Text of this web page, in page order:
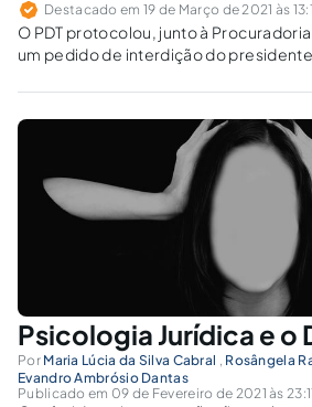
Destacado em 19 de Março de 2021 às
O PDT protocolou, junto à
um pedido de interdição do
Psicologia Jurídica e o
Por Maria Lúcia da Silva Cabral , Rosângela
Evandro Ambrósio Dantas
Publicado em 09 de Fevereiro de 2021 às